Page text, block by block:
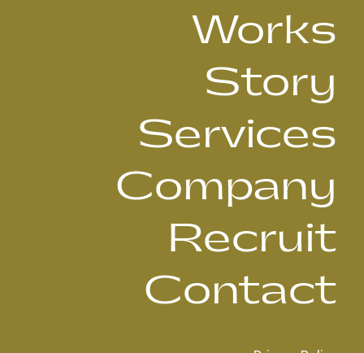
Works
Story
Services
Company
Recruit
Contact